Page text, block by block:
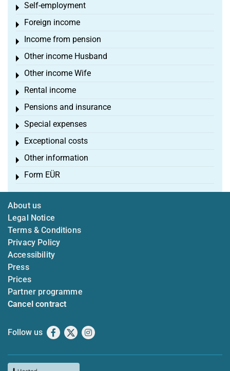
Self-employment
Toggle menu
Foreign income
Toggle menu
Income from pension
Toggle menu
Other income Husband
Toggle menu
Other income Wife
Toggle menu
Rental income
Toggle menu
Pensions and insurance
Toggle menu
Special expenses
Toggle menu
Exceptional costs
Toggle menu
Other information
Toggle menu
Form EÜR
Toggle menu
About us
Legal Notice
Terms & Conditions
Privacy Policy
Accessibility
Press
Prices
Partner programme
Cancel contract
Follow us Facebook
X Instagram